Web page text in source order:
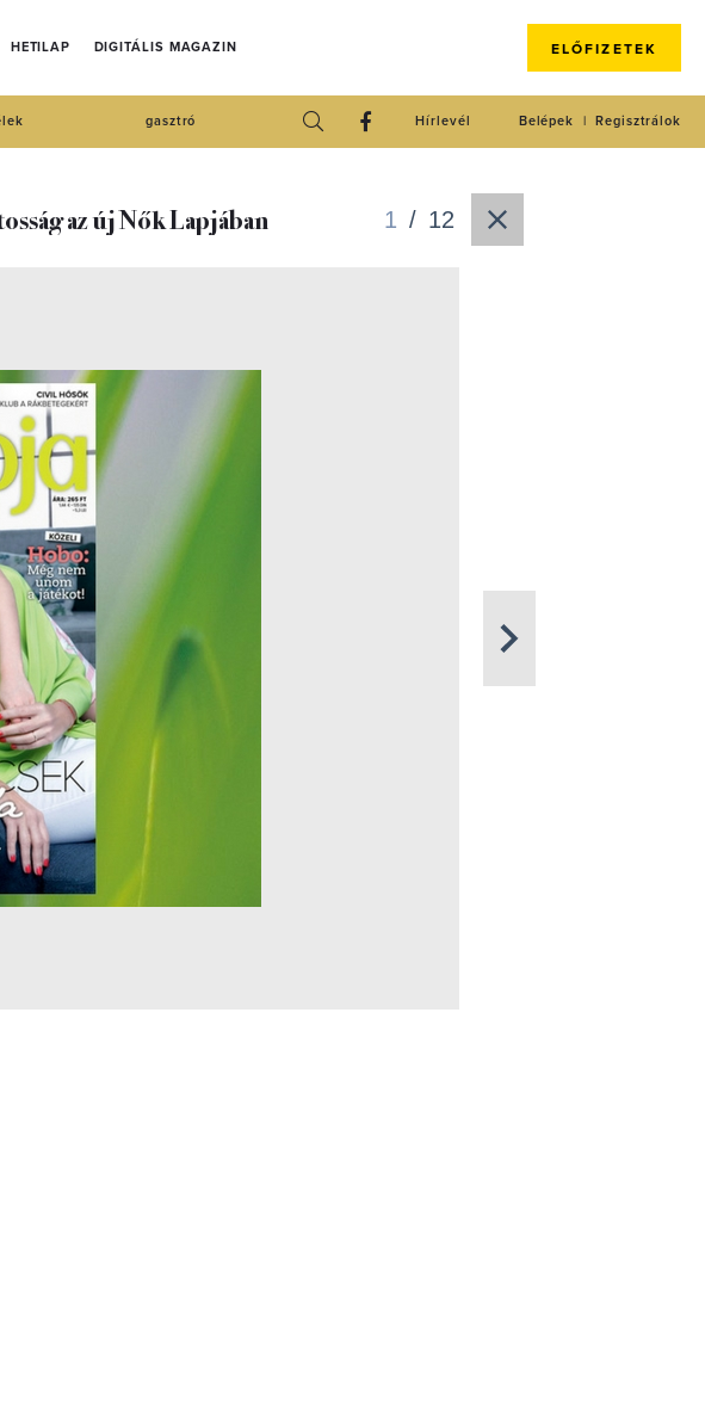
HETILAP DIGITÁLIS MAGAZIN ELŐFIZETEK
gasztró Regisztrálok
Belépek
Hírlevél
az új Nők Lapjában 1 / 12